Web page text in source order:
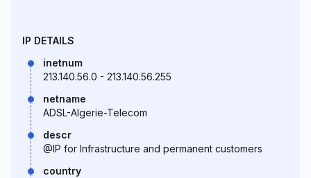
IP DETAILS
inetnum
213.140.56.0 - 213.140.56.255
netname
ADSL-Algerie-Telecom
descr
@IP for Infrastructure and permanent customers
country